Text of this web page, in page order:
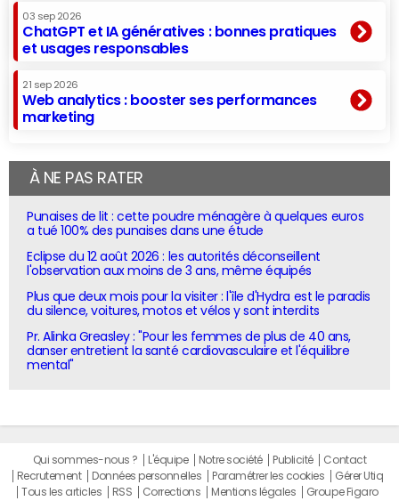
03 sep 2026
ChatGPT et IA génératives : bonnes pratiques
et usages responsables
21 sep 2026
Web analytics : booster ses performances
marketing
À NE PAS RATER
Punaises de lit : cette poudre ménagère à quelques euros
a tué 100% des punaises dans une étude
Eclipse du 12 août 2026 : les autorités déconseillent
l'observation aux moins de 3 ans, même équipés
Plus que deux mois pour la visiter : l'île d'Hydra est le paradis
du silence, voitures, motos et vélos y sont interdits
Pr. Alinka Greasley : "Pour les femmes de plus de 40 ans,
danser entretient la santé cardiovasculaire et l'équilibre
mental"
Qui sommes-nous ? L'équipe Notre société Publicité
Contact
Recrutement
Données personnelles Paramétrer les cookies
Gérer Utiq
Tous les articles
RSS Corrections Mentions légales Groupe Figaro